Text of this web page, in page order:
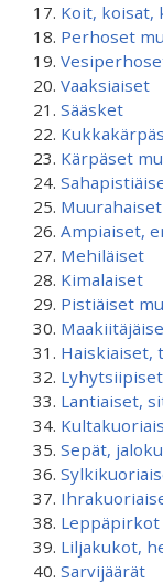
Koit, koisat,
Perhoset
Vaaksiaiset
Sääsket
Kärpäset
Muurahaiset
Ampiaiset,
Mehiläiset
Kimalaiset
Pistiäiset
Haiskiaiset,
Lyhytsiipiset
Lantiaiset,
Sepät,
Leppäpirkot
Liljakukot,
Sarvijäärät